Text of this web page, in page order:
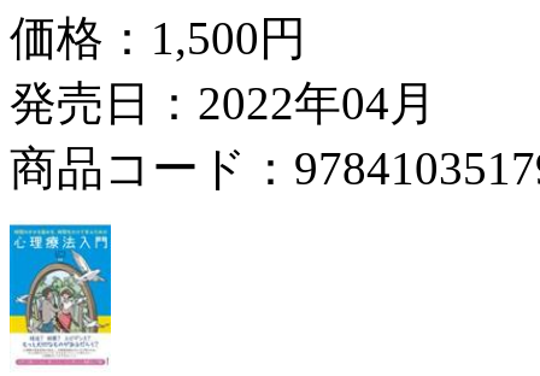
価格： 1,500円
発売日：2022年04月
商品コード：